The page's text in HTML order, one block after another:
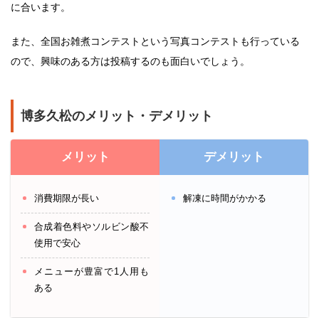
に合います。
また、全国お雑煮コンテストという写真コンテストも行っている
ので、興味のある方は投稿するのも面白いでしょう。
博多久松のメリット・デメリット
メリット
消費期限が長い
合成着色料やソルビン酸不
使用で安心
メニューが豊富で1人用も
ある
デメリット
解凍に時間がかかる